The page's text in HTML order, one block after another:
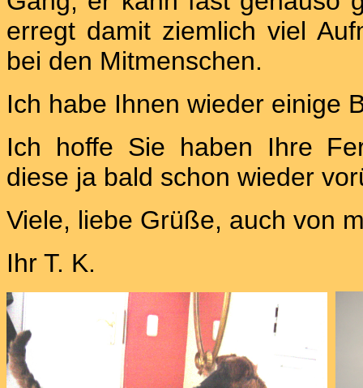
erregt damit ziemlich viel
bei den Mitmenschen.
Ich habe Ihnen wieder einige
Ich hoffe Sie haben Ihre
diese ja bald schon wieder
Viele, liebe Grüße, auch von
Ihr T. K.